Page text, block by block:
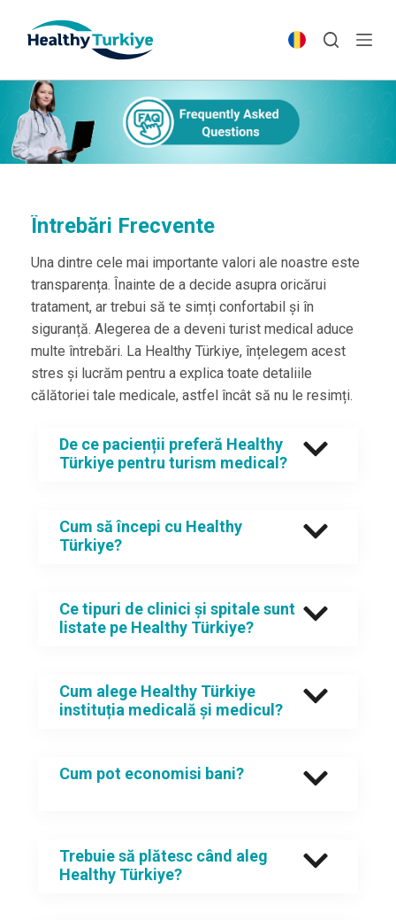
p
o
c
Întrebări Frecvente
Una dintre cele mai importante valori ale noastre este
transparența. Înainte de a decide asupra oricărui
tratament, ar trebui să te simți confortabil și în
siguranță. Alegerea de a deveni turist medical aduce
multe întrebări. La Healthy Türkiye, înțelegem acest
stres și lucrăm pentru a explica toate detaliile
călătoriei tale medicale, astfel încât să nu le resimți.
De ce pacienții preferă Healthy
Türkiye pentru turism medical?
Cum să începi cu Healthy
Türkiye?
Ce tipuri de clinici și spitale sunt
listate pe Healthy Türkiye?
Cum alege Healthy Türkiye
instituția medicală și medicul?
Cum pot economisi bani?
Trebuie să plătesc când aleg
Healthy Türkiye?